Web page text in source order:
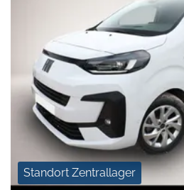
Standort Zentrallager